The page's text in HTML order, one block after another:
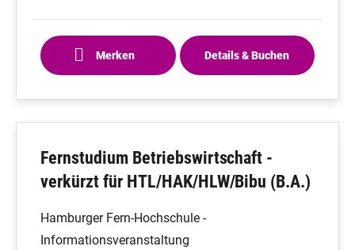
Merken Details & Buchen
Fernstudium Betriebswirtschaft -
verkürzt für HTL/HAK/HLW/Bibu (B.A.)
Hamburger Fern-Hochschule -
Informationsveranstaltung